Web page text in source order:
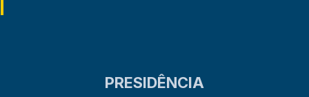
PRESIDÊNCIA